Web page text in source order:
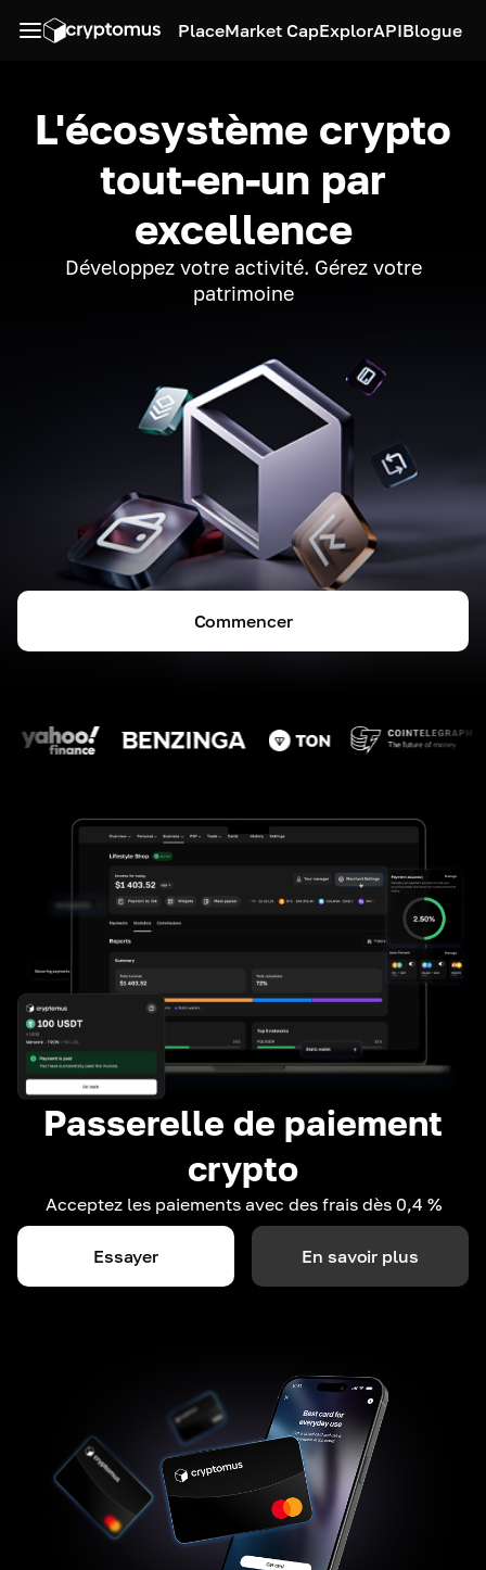
PlaceMarket CapExplorAPIBlogue
L'écosystème crypto
tout-en-un par
excellence
Développez votre activité. Gérez votre
patrimoine
Commencer
Passerelle de paiement
crypto
Acceptez les paiements avec des frais dès 0,4 %
Essayer En savoir plus